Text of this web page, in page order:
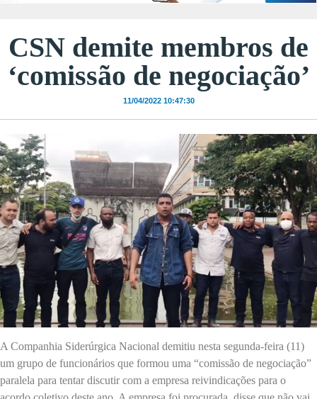
CSN demite membros de
‘comissão de negociação’
11/04/2022 10:47:30
A Companhia Siderúrgica Nacional demitiu nesta segunda-feira (11)
um grupo de funcionários que formou uma “comissão de negociação”
paralela para tentar discutir com a empresa reivindicações para o